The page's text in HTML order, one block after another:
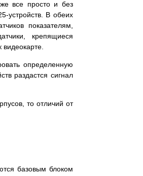
все просто и без
устройств. В обеих
показателям,
крепящиеся
определенную
раздастся сигнал
то отличий от
базовым блоком